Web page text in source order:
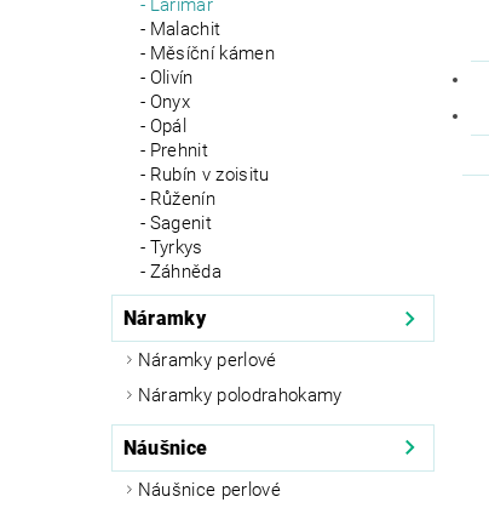
Larimar
Malachit
Měsíční kámen
Olivín
Onyx
Opál
Prehnit
Rubín v zoisitu
Růženín
Sagenit
Tyrkys
Záhněda
Náramky
Náramky perlové
Náramky polodrahokamy
Náušnice
Náušnice perlové